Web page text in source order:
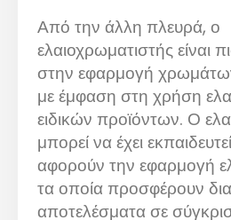
Από την άλλη πλευρά, ο
ελαιοχρωματιστής είναι
στην εφαρμογή
με έμφαση στη χρήση
ειδικών προϊόντων. Ο
μπορεί να έχει
αφορούν την εφαρμογή
τα οποία προσφέρουν
αποτελέσματα σε